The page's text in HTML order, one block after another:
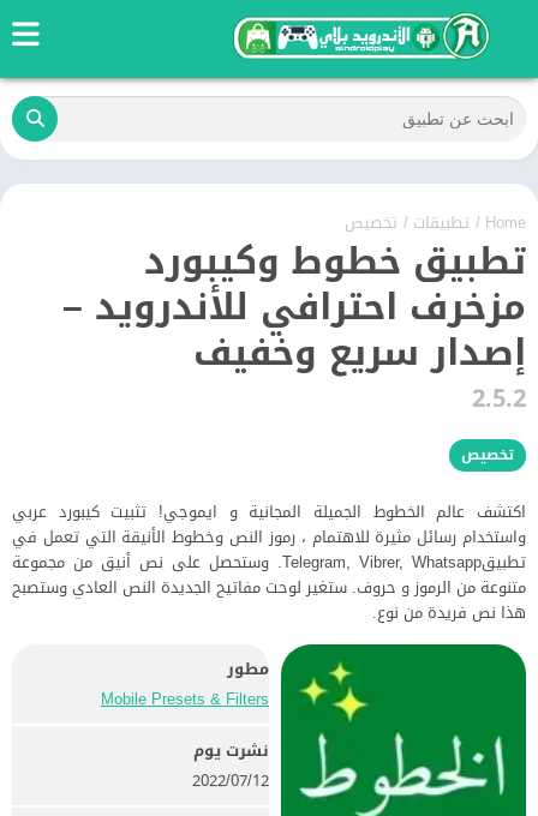
Home
/ تطبيقات / تخصيص
تطبيق خطوط وكيبورد
مزخرف احترافي للأندرويد –
إصدار سريع وخفيف
2.5.2
تخصيص
اكتشف عالم الخطوط الجميلة المجانية و ايموجي! تثبيت كيبورد عربي
واستخدام رسائل مثيرة للاهتمام ، رموز النص وخطوط الأنيقة التي تعمل في
تطبيقTelegram, Vibrer, Whatsapp. وستحصل على نص أنيق من مجموعة
متنوعة من الرموز و حروف. ستغير لوحت مفاتيح الجديدة النص العادي وستصبح
هذا نص فريدة من نوع.
مطور
Mobile Presets & Filters‏
نشرت يوم
12‏/07‏/2022